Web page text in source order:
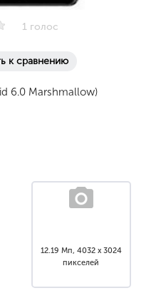
1 голос
к сравнению
6.0 Marshmallow)
12.19 Мп, 4032 x 3024
пикселей